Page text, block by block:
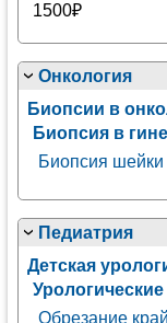
1500₽
Онкология
Биопсии в
Биопсия в
Биопсия шейки
Педиатрия
Детская
Обрезание